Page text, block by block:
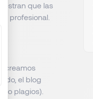
que las
profesional.
creamos
el blog
plagios).